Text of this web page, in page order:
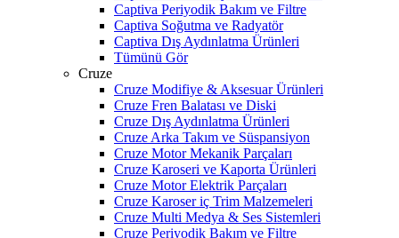
Captiva Periyodik Bakım ve Filtre
Captiva Soğutma ve Radyatör
Captiva Dış Aydınlatma Ürünleri
Tümünü Gör
Cruze
Cruze Modifiye & Aksesuar Ürünleri
Cruze Fren Balatası ve Diski
Cruze Dış Aydınlatma Ürünleri
Cruze Arka Takım ve Süspansiyon
Cruze Motor Mekanik Parçaları
Cruze Karoseri ve Kaporta Ürünleri
Cruze Motor Elektrik Parçaları
Cruze Karoser iç Trim Malzemeleri
Cruze Multi Medya & Ses Sistemleri
Cruze Periyodik Bakım ve Filtre